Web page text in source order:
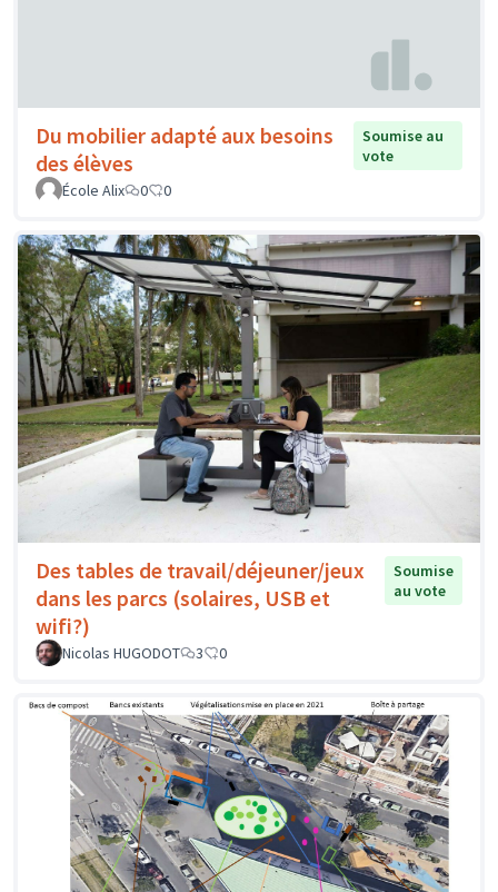
Du mobilier adapté aux besoins
des élèves
Soumise au
vote
École Alix
0 0
Des tables de travail/déjeuner/jeux
dans les parcs (solaires, USB et
wifi?)
Soumise
au vote
Nicolas HUGODOT 3 0